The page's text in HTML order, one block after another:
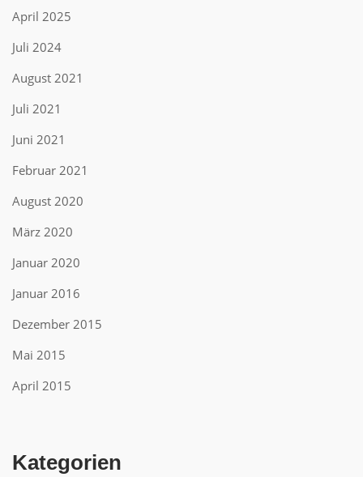
April 2025
Juli 2024
August 2021
Juli 2021
Juni 2021
Februar 2021
August 2020
März 2020
Januar 2020
Januar 2016
Dezember 2015
Mai 2015
April 2015
Kategorien